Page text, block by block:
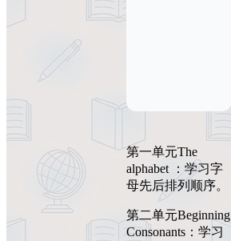
第一单元The
alphabet ：学习字
母先后排列顺序。
第二单元Beginning
Consonants：学习